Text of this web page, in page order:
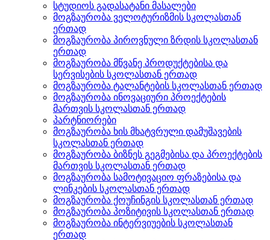
სტუდიოს გადასატანი მასალები
მოგზაურობა ველოტურიზმის სკოლასთან
ერთად
მოგზაურობა პიროვნული ზრდის სკოლასთან
ერთად
მოგზაურობა მწვანე პროდუქტებისა და
სერვისების სკოლასთან ერთად
მოგზაურობა ტალანტების სკოლასთან ერთად
მოგზაურობა ინოვაციური პროექტების
მართვის სკოლასთან ერთად
პარტნიორები
მოგზაურობა ხის მხატვრული დამუშავების
სკოლასთან ერთად
მოგზაურობა ბიზნეს გეგმებისა და პროექტების
მართვის სკოლასთან ერთად
მოგზაურობა სამოტივაციო ფრაზებისა და
ლინკების სკოლასთან ერთად
მოგზაურობა ქოუჩინგის სკოლასთან ერთად
მოგზაურობა პოზიტივის სკოლასთან ერთად
მოგზაურობა ინტერვიუების სკოლასთან
ერთად